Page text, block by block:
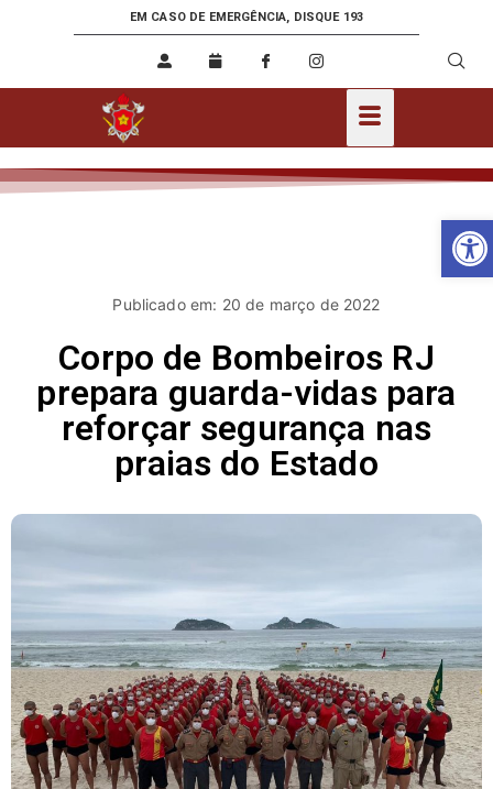
EM CASO DE EMERGÊNCIA, DISQUE 193
Publicado em: 20 de março de 2022
Corpo de Bombeiros RJ
prepara guarda-vidas para
reforçar segurança nas
praias do Estado